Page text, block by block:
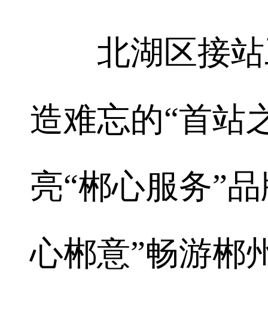
北湖区接站
造难忘的“首站
亮“郴心服务”
心郴意”畅游郴